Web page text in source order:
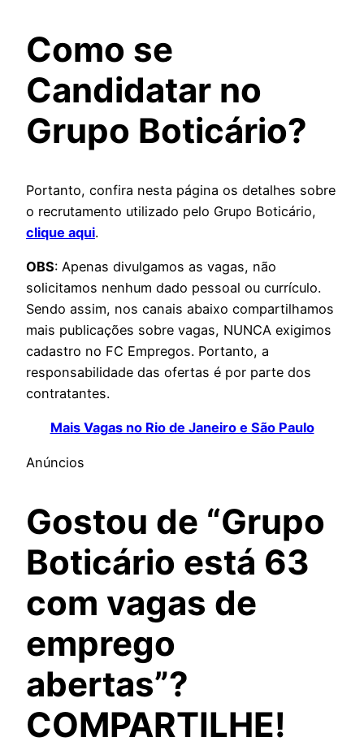
Como se
Candidatar no
Grupo Boticário?
Portanto, confira nesta página os detalhes sobre
o recrutamento utilizado pelo Grupo Boticário,
clique aqui.
OBS: Apenas divulgamos as vagas, não
solicitamos nenhum dado pessoal ou currículo.
Sendo assim, nos canais abaixo compartilhamos
mais publicações sobre vagas, NUNCA exigimos
cadastro no FC Empregos. Portanto, a
responsabilidade das ofertas é por parte dos
contratantes.
Mais Vagas no Rio de Janeiro e São Paulo
Anúncios
Gostou de “Grupo
Boticário está 63
com vagas de
emprego
abertas”?
COMPARTILHE!